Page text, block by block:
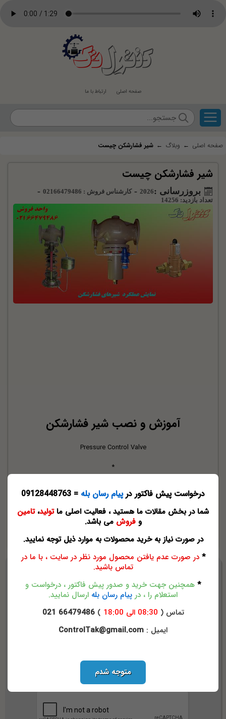
کنترلتک
صفحه اصلی ارتباط با ما
صفحه اصلی ← وبلاگ ← شیر فشارشکن چیست
شیر فشارشکن چیست
بروزرسانی :2026
-کارشناس فروش : 02166479486 -
تعداد بازدید: 14256
آموزش و نصب شیر فشارشکن
Pressure Control Valve
*
در صورت نیاز به بررسی انواع شیر فشارشکن ، خرید و قیمت لول شیر
فشارشکن کلیک نمایید.
نصب شیر فشارشکن عملکرد شیر فشارشکن
فروش شیر فشارشکن آموزش شیر فشارشکن
امتیاز دهید
درخواست پیش فاکتور درپیام رسان بله = 09128448763
شما در بخش مقالات ما هستید ، فعالیت اصلی ماتولید، تامین
و فروش می باشد.
در صورت نیاز به خرید محصولات به موارد ذیل توجه نمایید.
*در صورت عدم یافتن محصول مورد نظر در سایت ، با ما در
تماس باشید.
* همچنین جهت خرید و صدور پیش فاکتور ، درخواست و
استعلام را ، در پیام رسان بله ارسال نمایید.
تماس ( 08:30 الی 18:00 )
66479486 021
ایمیل : ControlTak@gmail.com
متوجه شدم